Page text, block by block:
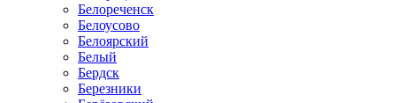
Белореченск
Белоусово
Белоярский
Белый
Бердск
Березники